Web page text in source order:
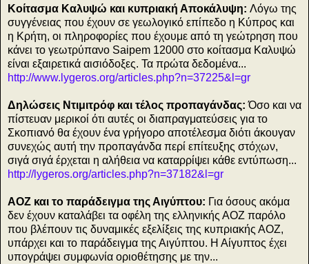
Κοίτασμα Καλυψώ και κυπριακή Αποκάλυψη: Λόγω της
συγγένειας που έχουν σε γεωλογικό επίπεδο η Κύπρος και
η Κρήτη, οι πληροφορίες που έχουμε από τη γεώτρηση που
κάνει το γεωτρύπανο Saipem 12000 στο κοίτασμα Καλυψώ
είναι εξαιρετικά αισιόδοξες. Τα πρώτα δεδομένα...
http://www.lygeros.org/articles.php?n=37225&l=gr
Δηλώσεις Ντιμιτρόφ και τέλος προπαγάνδας:Όσο και να
πίστευαν μερικοί ότι αυτές οι διαπραγματεύσεις για το
Σκοπιανό θα έχουν ένα γρήγορο αποτέλεσμα διότι άκουγαν
συνεχώς αυτή την προπαγάνδα περί επίτευξης στόχων,
σιγά σιγά έρχεται η αλήθεια να καταρρίψει κάθε εντύπωση...
http://lygeros.org/articles.php?n=37182&l=gr
ΑΟΖ και το παράδειγμα της Αιγύπτου: Για όσους ακόμα
δεν έχουν καταλάβει τα οφέλη της ελληνικής ΑΟΖ παρόλο
που βλέπουν τις δυναμικές εξελίξεις της κυπριακής ΑΟΖ,
υπάρχει και το παράδειγμα της Αιγύπτου. Η Αίγυπτος έχει
υπογράψει συμφωνία οριοθέτησης με την...